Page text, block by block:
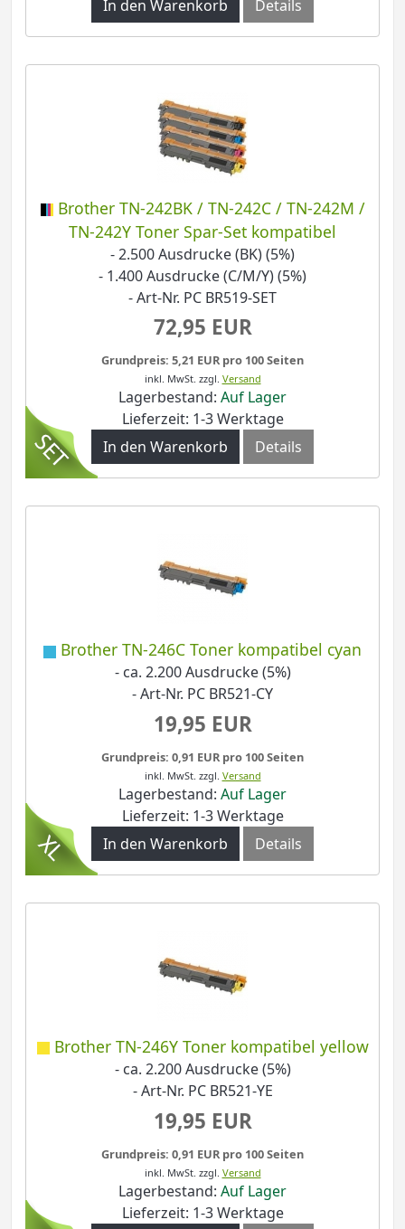
In den Warenkorb Details
Brother TN-242BK / TN-242C / TN-242M /
TN-242Y Toner Spar-Set kompatibel
- 2.500 Ausdrucke (BK) (5%)
- 1.400 Ausdrucke (C/M/Y) (5%)
- Art-Nr. PC BR519-SET
72,95 EUR
Grundpreis: 5,21 EUR pro 100 Seiten
inkl. MwSt. zzgl. Versand
Lagerbestand: Auf Lager
Lieferzeit: 1-3 Werktage
In den Warenkorb
Details
Brother TN-246C Toner kompatibel cyan
- ca. 2.200 Ausdrucke (5%)
- Art-Nr. PC BR521-CY
19,95 EUR
Grundpreis: 0,91 EUR pro 100 Seiten
inkl. MwSt. zzgl. Versand
Lagerbestand: Auf Lager
Lieferzeit: 1-3 Werktage
In den Warenkorb
Details
Brother TN-246Y Toner kompatibel yellow
- ca. 2.200 Ausdrucke (5%)
- Art-Nr. PC BR521-YE
19,95 EUR
Grundpreis: 0,91 EUR pro 100 Seiten
inkl. MwSt. zzgl. Versand
Lagerbestand: Auf Lager
Lieferzeit: 1-3 Werktage